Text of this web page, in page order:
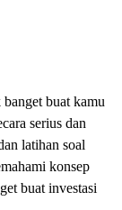
buat kamu
serius dan
latihan soal
konsep
buat investasi